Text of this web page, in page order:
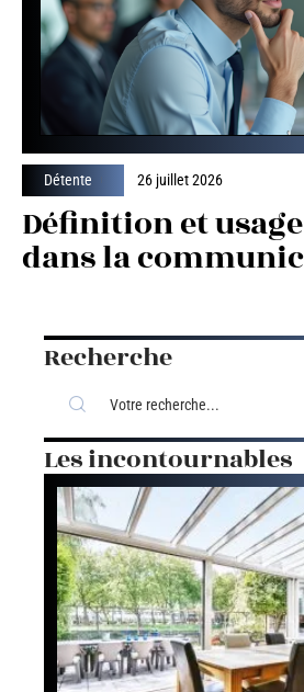
Détente 26 juillet 2026
Définition et
dans la
Recherche
Les incontournables